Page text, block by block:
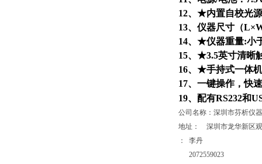
12、★内置自校光
13、仪器尺寸（
14、★仪器重量:小
15、★3.5英寸清晰
16、★手持式一体
17、一键操作，快
19、配有RS232和
公司名称：深圳市芬析仪
地址： 深圳市龙华新区
： 李
2072559023